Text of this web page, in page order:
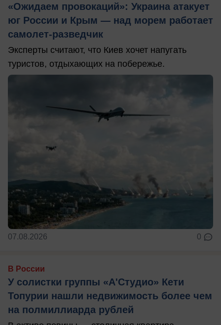
«Ожидаем провокаций»: Украина атакует
юг России и Крым — над морем работает
самолет-разведчик
Эксперты считают, что Киев хочет напугать
туристов, отдыхающих на побережье.
07.08.2026 0
В России
У солистки группы «А'Студио» Кети
Топурии нашли недвижимость более чем
на полмиллиарда рублей